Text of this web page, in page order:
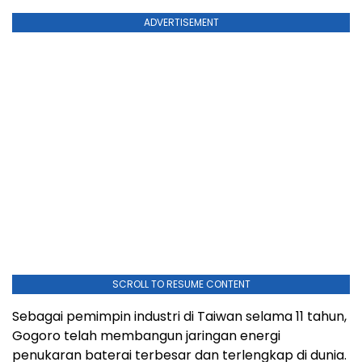
ADVERTISEMENT
SCROLL TO RESUME CONTENT
Sebagai pemimpin industri di Taiwan selama 11 tahun,
Gogoro telah membangun jaringan energi
penukaran baterai terbesar dan terlengkap di dunia.